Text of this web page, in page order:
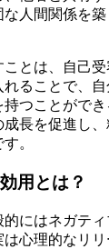
人間関係を
とは、自己
ることで、自
つことができ
長を促進し
。
用とは？
にはネガテ
心理的なリ